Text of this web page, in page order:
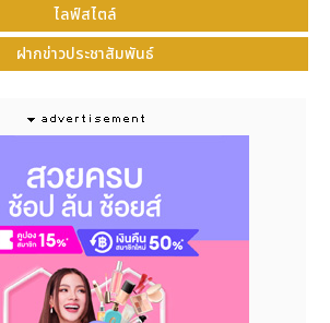
ไลฟ์สไตล์
ฝากข่าวประชาสัมพันธ์